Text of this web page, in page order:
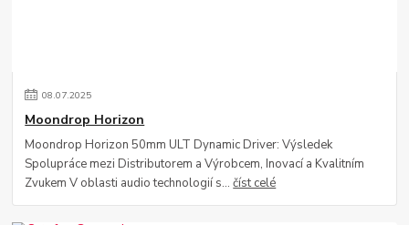
08.07.2025
Moondrop Horizon
Moondrop Horizon 50mm ULT Dynamic Driver: Výsledek
Spolupráce mezi Distributorem a Výrobcem, Inovací a Kvalitním
Zvukem V oblasti audio technologií s...číst celé